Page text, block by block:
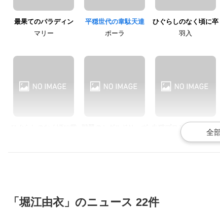
最果てのパラディン
マリー
平穏世代の韋駄天達
ポーラ
ひぐらしのなく頃に卒
羽入
白猫プロジェクト ZER
O CHRONICLE
「堀江由衣」のニュース 22件